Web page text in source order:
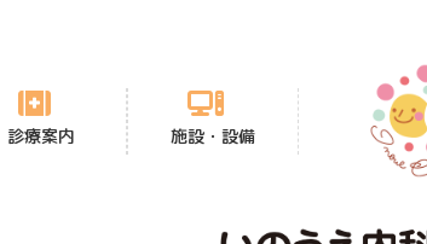
診療案内 施設・設備